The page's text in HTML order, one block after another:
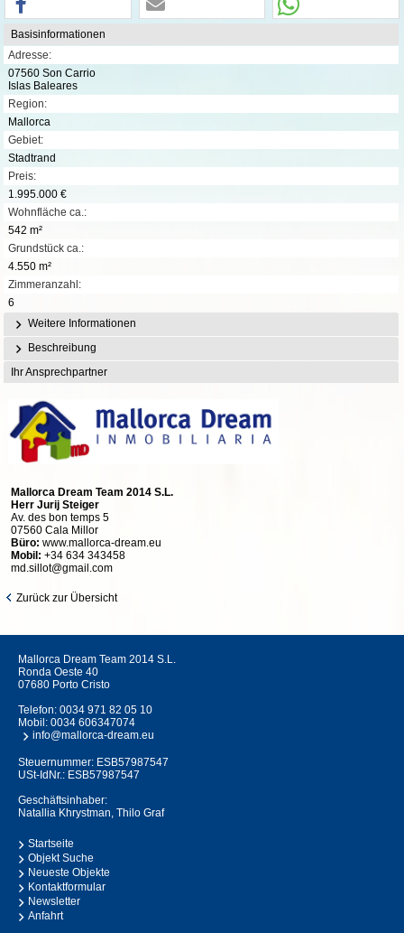
Basisinformationen
Adresse:
07560 Son Carrio
Islas Baleares
Region:
Mallorca
Gebiet:
Stadtrand
Preis:
1.995.000 €
Wohnfläche ca.:
542 m²
Grundstück ca.:
4.550 m²
Zimmeranzahl:
6
Weitere Informationen
Beschreibung
Ihr Ansprechpartner
Mallorca Dream Team 2014 S.L.
Herr Jurij Steiger
Av. des bon temps 5
07560 Cala Millor
Büro: www.mallorca-dream.eu
Mobil: +34 634 343458
md.sillot@gmail.com
Zurück zur Übersicht
Mallorca Dream Team 2014 S.L.
Ronda Oeste 40
07680 Porto Cristo
Telefon: 0034 971 82 05 10
Mobil: 0034 606347074
info@mallorca-dream.eu
Steuernummer: ESB57987547
USt-IdNr.: ESB57987547
Geschäftsinhaber:
Natallia Khrystman, Thilo Graf
Startseite
Objekt Suche
Neueste Objekte
Kontaktformular
Newsletter
Anfahrt